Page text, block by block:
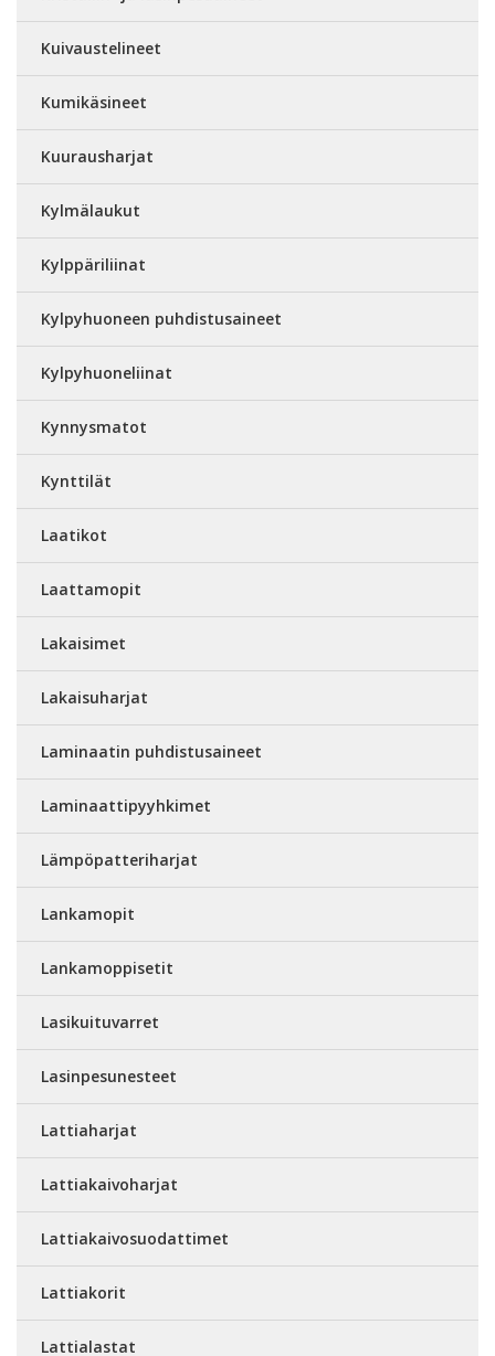
Kuivaustelineet
Kumikäsineet
Kuurausharjat
Kylmälaukut
Kylppäriliinat
Kylpyhuoneen puhdistusaineet
Kylpyhuoneliinat
Kynnysmatot
Kynttilät
Laatikot
Laattamopit
Lakaisimet
Lakaisuharjat
Laminaatin puhdistusaineet
Laminaattipyyhkimet
Lämpöpatteriharjat
Lankamopit
Lankamoppisetit
Lasikuituvarret
Lasinpesunesteet
Lattiaharjat
Lattiakaivoharjat
Lattiakaivosuodattimet
Lattiakorit
Lattialastat